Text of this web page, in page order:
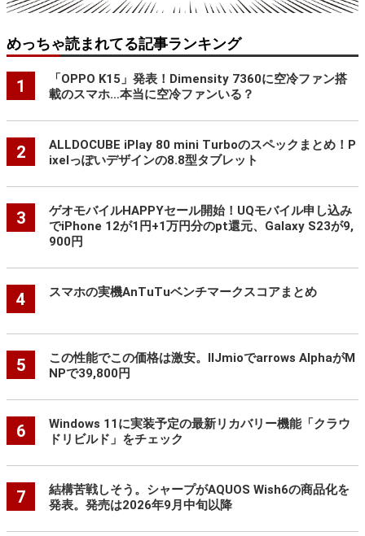
めっちゃ読まれてる記事ランキング
1
「OPPO K15」発表！Dimensity 7360に空冷ファン搭
載のスマホ…本当に空冷ファンいる？
2
ALLDOCUBE iPlay 80 mini Turboのスペックまとめ！P
ixelっぽいデザインの8.8型タブレット
3
ゲオモバイルHAPPYセール開始！UQモバイル申し込み
でiPhone 12が1円+1万円分のpt還元、Galaxy S23が9,
900円
4 スマホの実機AnTuTuベンチマークスコアまとめ
5
この性能でこの価格は激安。IIJmioでarrows AlphaがM
NPで39,800円
6
Windows 11に実装予定の最新リカバリー機能「クラウ
ドリビルド」をチェック
7
結構苦戦しそう。シャープがAQUOS Wish6の商品化を
発表。発売は2026年9月中旬以降